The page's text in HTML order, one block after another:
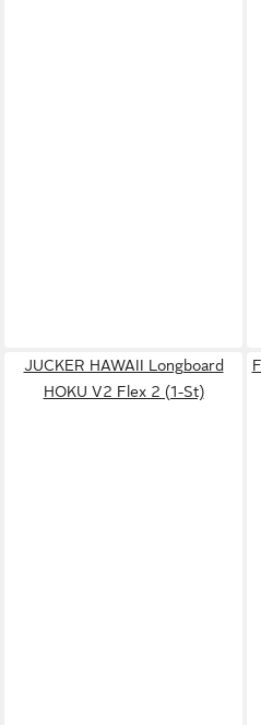
JUCKER HAWAII Longboard
HOKU V2 Flex 2 (1-St)